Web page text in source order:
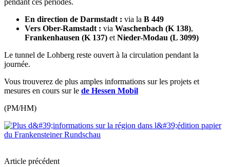
En direction de Darmstadt : via la B 449
Vers Ober-Ramstadt : via Waschenbach (K 138),
Frankenhausen (K 137) et Nieder-Modau (L 3099)
Le tunnel de Lohberg reste ouvert à la circulation pendant la
journée.
Vous trouverez de plus amples informations sur les projets et
mesures en cours sur le de Hessen Mobil
(PM/HM)
Article précédent